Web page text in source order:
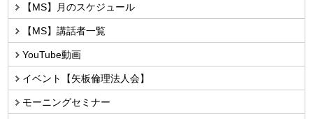
【MS】月のスケジュール
【MS】講話者一覧
YouTube動画
イベント【矢板倫理法人会】
モーニングセミナー